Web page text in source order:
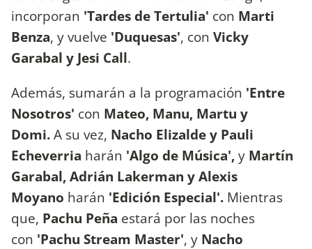
incorporan 'Tardes de Tertulia' con Marti
Benza, y vuelve 'Duquesas', con Vicky
Garabal y Jesi Call.
Además, sumarán a la programación 'Entre
Nosotros' con Mateo, Manu, Martu y
Domi.A su vez, Nacho Elizalde y Pauli
Echeverria harán 'Algo de Música',y Martín
Garabal, Adrián Lakerman y Alexis
Moyano harán 'Edición Especial'. Mientras
que, Pachu Peña estará por las noches
con 'Pachu Stream Master', y Nacho